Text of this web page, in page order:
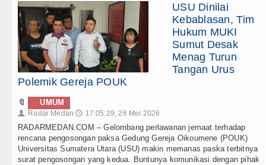
USU Dinilai
Kebablasan, Tim
Hukum MUKI
Sumut Desak
Menag Turun
Tangan Urus
Polemik Gereja POUK
🔖 UMUM
👤 Radar Medan 🕔 17:05:29, 26 Mei 2026
RADARMEDAN.COM – Gelombang perlawanan jemaat terhadap
rencana pengosongan paksa Gedung Gereja Oikoumene (POUK)
Universitas Sumatera Utara (USU) makin memanas paska terbitnya
surat pengosongan yang kedua. Buntunya komunikasi dengan pihak